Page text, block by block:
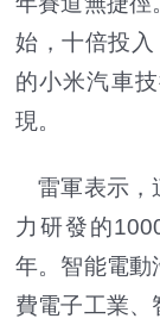
始，十倍投
的小米汽車
現。
雷軍表示，
力研發的
年。智能電動
費電子工業、